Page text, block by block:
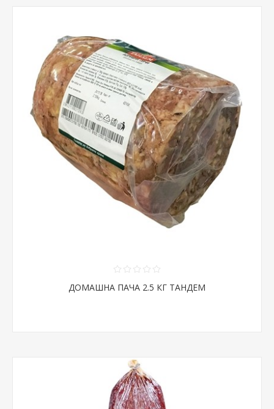
ДОМАШНА ПАЧА 2.5 КГ ТАНДЕМ